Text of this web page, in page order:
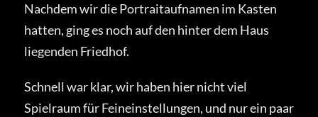
Nachdem wir die Portraitaufnamen im Kasten
hatten, ging es noch auf den hinter dem Haus
liegenden Friedhof.
Schnell war klar, wir haben hier nicht viel
Spielraum für Feineinstellungen, und nur ein paar